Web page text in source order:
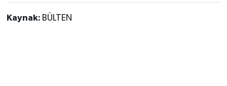
Kaynak: BÜLTEN